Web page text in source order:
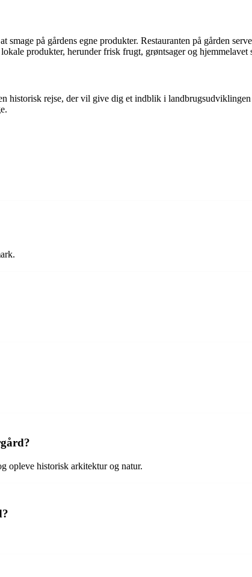
på gårdens egne produkter. Restauranten på gården
produkter, herunder frisk frugt, grøntsager og hjemmelavet
historisk rejse, der vil give dig et indblik i
opleve historisk arkitektur og natur.